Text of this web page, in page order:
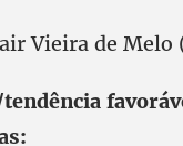
Vieira de Melo